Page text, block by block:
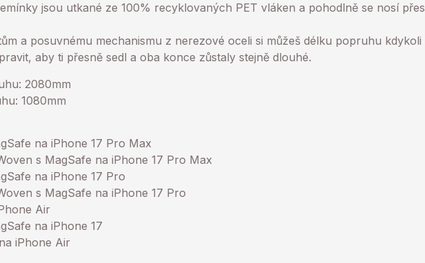
jsou utkané ze 100% recyklovaných PET vláken a pohodlně se nosí přes
a posuvnému mechanismu z nerezové oceli si můžeš délku popruhu kdykoli
aby ti přesně sedl a oba konce zůstaly stejně dlouhé.
2080mm
1080mm
na iPhone 17 Pro Max
s MagSafe na iPhone 17 Pro Max
na iPhone 17 Pro
s MagSafe na iPhone 17 Pro
Air
na iPhone 17
iPhone Air